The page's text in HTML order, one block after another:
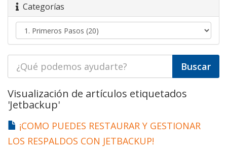
Categorías
Visualización de artículos etiquetados
'Jetbackup'
¡COMO PUEDES RESTAURAR Y GESTIONAR
LOS RESPALDOS CON JETBACKUP!